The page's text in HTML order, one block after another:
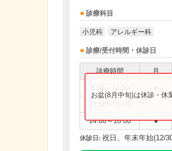
診療科目
小児科 アレルギー科
診療/受付時間・休診日
診療時間 月
14:00～18:00 ●
お盆(8月中旬)は休診・休
休診日: 祝日、年末年始(12/